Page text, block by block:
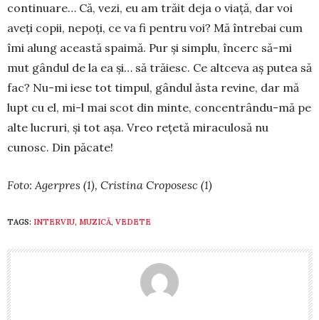
continuare… Că, vezi, eu am trăit deja o viaţă, dar voi
aveţi copii, nepoţi, ce va fi pentru voi? Mă întrebai cum
îmi alung această spaimă. Pur şi simplu, încerc să-mi
mut gândul de la ea şi… să trăiesc. Ce alt­ceva aş putea să
fac? Nu-mi iese tot timpul, gândul ăsta revine, dar mă
lupt cu el, mi-l mai scot din minte, concentrându-mă pe
alte lucruri, şi tot aşa. Vreo reţetă miraculosă nu
cunosc. Din păcate!
Foto: Agerpres (1), Cristina Croposesc (1)
TAGS: INTERVIU, MUZICĂ, VEDETE